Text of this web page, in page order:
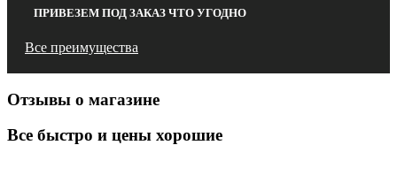
ПРИВЕЗЕМ ПОД ЗАКАЗ ЧТО УГОДНО
Все преимущества
Отзывы о магазине
Все быстро и цены хорошие